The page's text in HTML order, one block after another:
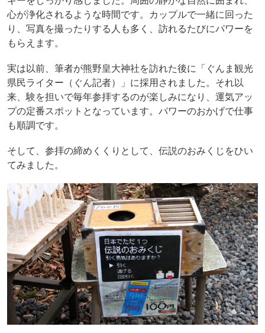
心が浄化されるような時間です。カップルで一緒に回った
り、写真を撮ったりする人も多く、訪れるたびにパワーを
もらえます。
実は以前、筆者が熊野皇大神社を訪れた後に「ぐんま観光
県民ライター（ぐん記者）」に採用されました。それ以
来、験を担いで毎年参拝するのが楽しみになり、運気アッ
プの定番スポットとなっています。パワーのおかげで仕事
も順調です。
そして、参拝の締めくくりとして、伝説のおみくじをひい
てみました。